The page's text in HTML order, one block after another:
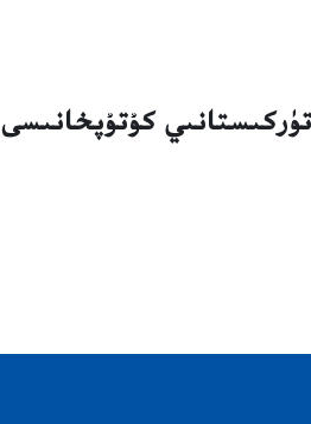
تۈركىستانىي كۇتۇپخانىسى